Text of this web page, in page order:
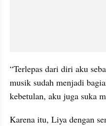
“Terlepas dari diri aku
musik sudah menjadi
kebetulan, aku juga suka
Karena itu, Liya dengan